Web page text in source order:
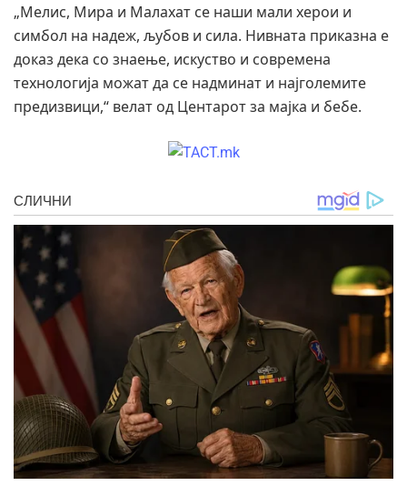
„Мелис, Мира и Малахат се наши мали херои и
симбол на надеж, љубов и сила. Нивната приказна е
доказ дека со знаење, искуство и современа
технологија можат да се надминат и најголемите
предизвици,“ велат од Центарот за мајка и бебе.